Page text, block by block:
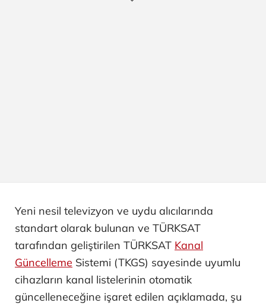
Yeni nesil televizyon ve uydu alıcılarında
standart olarak bulunan ve TÜRKSAT
tarafından geliştirilen TÜRKSAT Kanal
Güncelleme Sistemi (TKGS) sayesinde uyumlu
cihazların kanal listelerinin otomatik
güncelleneceğine işaret edilen açıklamada, şu